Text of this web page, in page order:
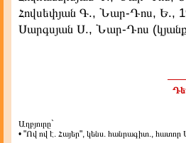
Հովսեփյան Գ., Նար-Դոս, Ե.,
Սարգսյան Ս., Նար-Դոս
Աղբյուրը`
• "Ով ով է. Հայեր", կենս. հանրագիտ.,